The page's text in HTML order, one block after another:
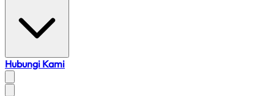
Hubungi Kami